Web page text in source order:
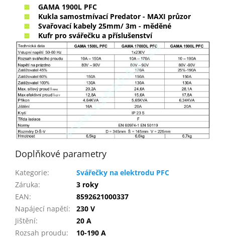
GAMA 1900L PFC
Kukla samostmívací Predator - MAXI průzor
Svařovací kabely 25mm/ 3m - měděné
Kufr pro svářečku a příslušenství
Doplňkové parametry
Kategorie:
Svářečky na elektrodu PFC
Záruka:
3 roky
EAN:
8592621000337
Napájecí napětí:
230 V
Jištění:
20 A
Rozsah proudu:
10-190 A